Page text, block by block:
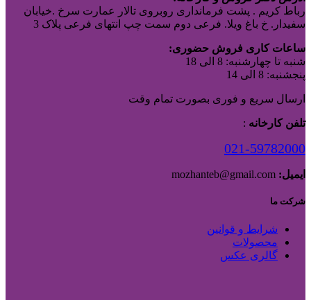
رباط کریم . پشت فرمانداری روبروی تالار عمارت سرخ .خیابان
سفیدار. خ باغ ویلا. فرعی دوم سمت چپ انتهای فرعی پلاک 3
ساعات کاری فروش حضوری:
شنبه تا چهارشنبه: 8 الی 18
پنجشنبه: 8 الی 14
ارسال سریع و فوری بصورت تمام وقت
تلفن کارخانه :
021-59782000
ایمیل:
شرکت ما
شرایط و قوانین
محصولات
گالری عکس